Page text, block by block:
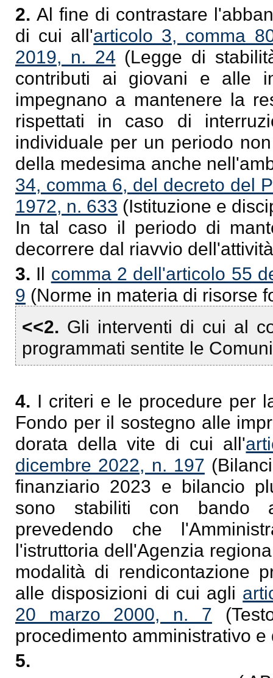
2. Al fine di contrastare
di cui all'articolo 3, comma
2019, n. 24 (Legge di
contributi ai giovani e alle
impegnano a mantenere la
rispettati in caso di
individuale per un periodo
della medesima anche
34, comma 6, del decreto del
1972, n. 633 (Istituzione e
In tal caso il periodo di
decorrere dal riavvio
3. Il comma 2 dell'articolo 55
9 (Norme in materia di risorse
<<2. Gli interventi di cui al
programmati sentite le
4. I criteri e le procedure per
Fondo per il sostegno alle
dorata della vite di cui all'
dicembre 2022, n. 197
finanziario 2023 e bilancio
sono stabiliti con bando
prevedendo che
l'istruttoria dell'Agenzia
modalità di rendicontazione
alle disposizioni di cui agli
20 marzo 2000, n. 7
procedimento amministrativo
5.